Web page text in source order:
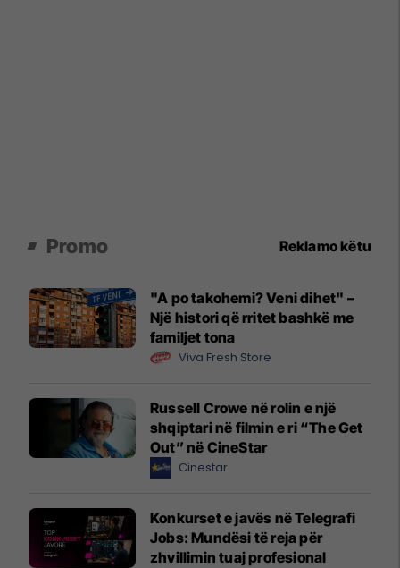
Promo Reklamo këtu
"A po takohemi? Veni dihet" –
Një histori që rritet bashkë me
familjet tona
Viva Fresh Store
Russell Crowe në rolin e një
shqiptari në filmin e ri “The Get
Out” në CineStar
Cinestar
Konkurset e javës në Telegrafi
Jobs: Mundësi të reja për
zhvillimin tuaj profesional